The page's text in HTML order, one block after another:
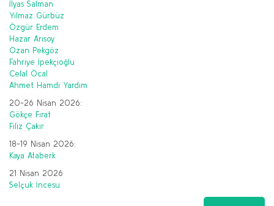
İlyas Salman
Yılmaz Gürbüz
Özgür Erdem
Hazar Arısoy
Ozan Pekgöz
Fahriye İpekçioğlu
Celal Öcal
Ahmet Hamdi Yardım
20-26 Nisan 2026:
Gökçe Fırat
Filiz Çakır
18-19 Nisan 2026:
Kaya Ataberk
21 Nisan 2026
Selçuk İncesu